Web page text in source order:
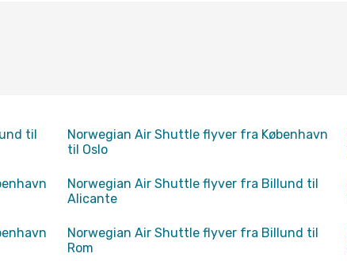
til
Norwegian Air Shuttle flyver fra København
til Oslo
Norwegian Air Shuttle flyver fra Billund til
Alicante
Norwegian Air Shuttle flyver fra Billund til
Rom